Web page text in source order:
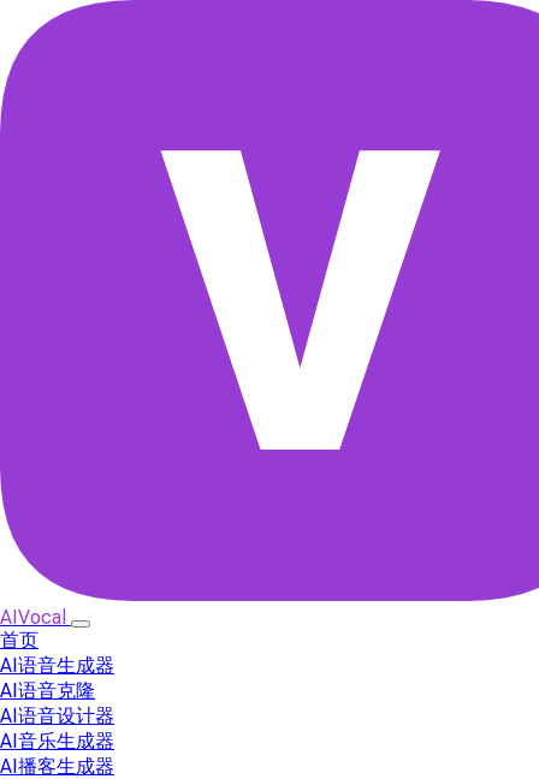
AIVocal
首页
AI语音生成器
AI语音克隆
AI语音设计器
AI音乐生成器
AI播客生成器